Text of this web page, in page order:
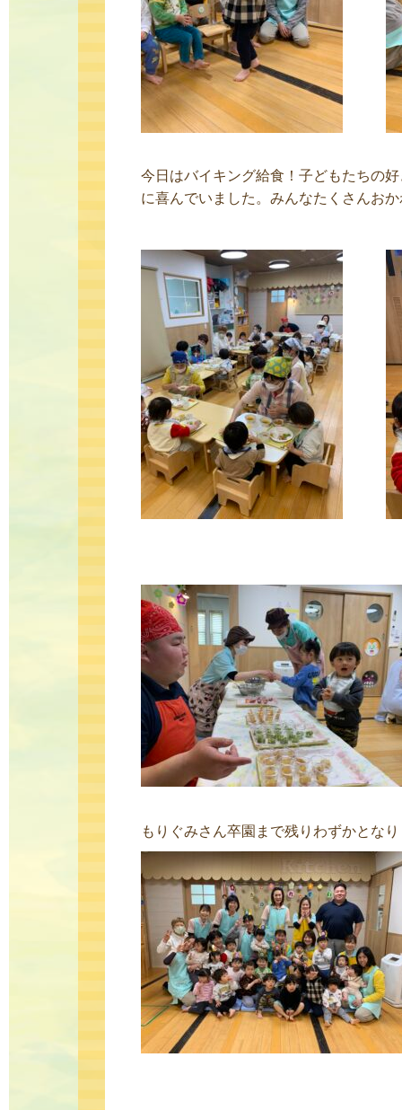
今日はバイキング給食！子どもたちの
に喜んでいました。みんなたくさんお
もりぐみさん卒園まで残りわずかとな